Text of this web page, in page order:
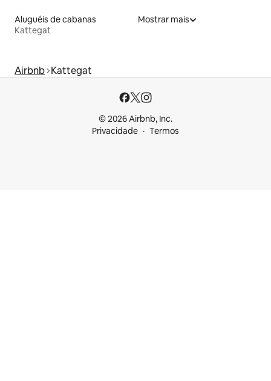
Aluguéis de cabanas
Kattegat
Mostrar mais
Airbnb Kattegat
© 2026 Airbnb, Inc.
Privacidade
Termos